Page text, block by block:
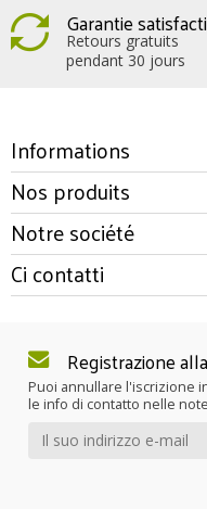
Garantie
Retours gratuits
pendant 30 jours
Informations
Nos produits
Notre société
Ci contatti
Registrazione
Puoi annullare l'iscrizione
le info di contatto nelle